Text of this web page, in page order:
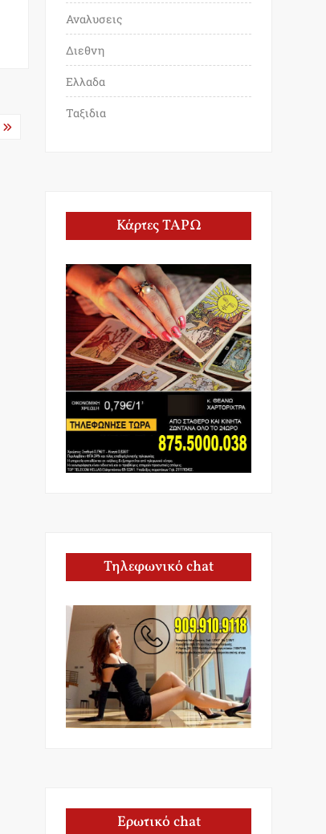
Αναλυσεις
Διεθνη
Ελλαδα
Ταξιδια
Κάρτες ΤΑΡΩ
Τηλεφωνικό chat
Ερωτικό chat